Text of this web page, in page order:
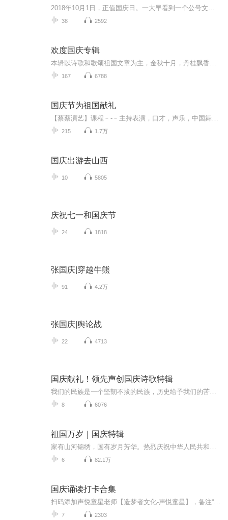
38 2592
欢度国庆专辑
167 6788
国庆节为祖国献礼
215 1.7万
国庆出游去山西
10 5805
庆祝七一和国庆节
24 1818
张国庆|穿越牛熊
91 4.2万
张国庆|舆论战
22 4713
国庆献礼！领先声创国庆诗歌特辑
8 6076
祖国万岁｜国庆特辑
6 82.1万
国庆诵读打卡合集
7 2303